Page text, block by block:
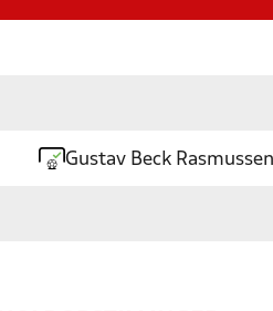
Gustav Beck Rasmussen